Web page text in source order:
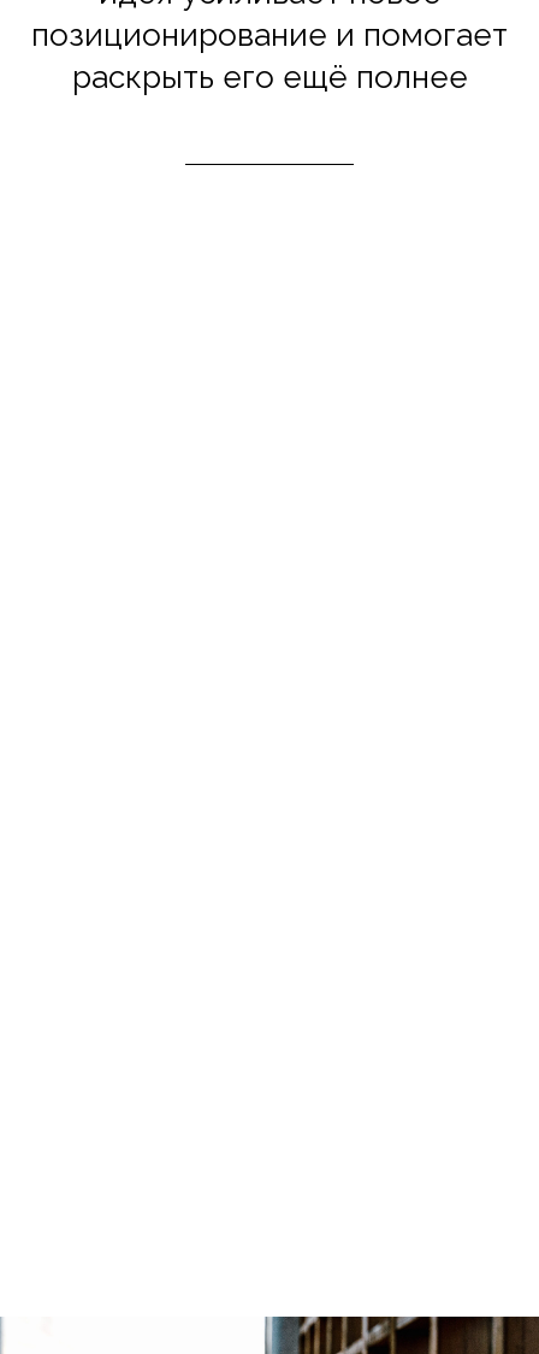
позиционирование и помогает
раскрыть его ещё полнее